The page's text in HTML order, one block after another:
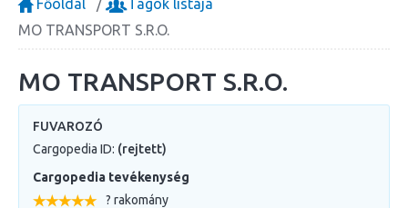
Főoldal
Tagok listája
MO TRANSPORT S.R.O.
MO TRANSPORT S.R.O.
FUVAROZÓ
Cargopedia ID: (rejtett)
Cargopedia tevékenység
? rakomány